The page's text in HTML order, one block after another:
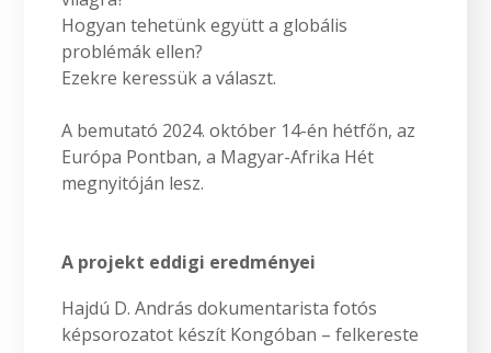
Hogyan tehetünk együtt a globális
problémák ellen?
Ezekre keressük a választ.
A bemutató 2024. október 14-én hétfőn, az
Európa Pontban, a Magyar-Afrika Hét
megnyitóján lesz.
A projekt eddigi eredményei
Hajdú D. András dokumentarista fotós
képsorozatot készít Kongóban – felkereste